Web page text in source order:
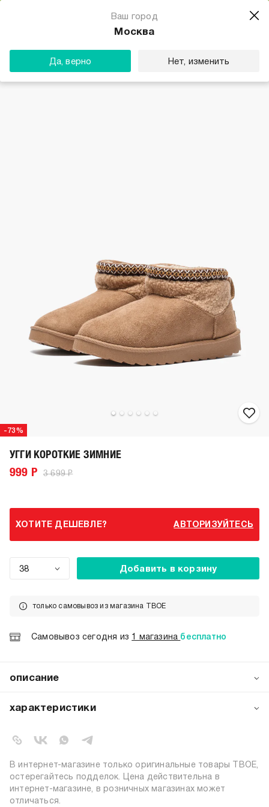
Ваш город
Москва
Да, верно Нет, изменить
-73%
УГГИ КОРОТКИЕ ЗИМНИЕ
999 Р 3 699 Р
ХОТИТЕ ДЕШЕВЛЕ? АВТОРИЗУЙТЕСЬ
38 Добавить в корзину
только самовывоз из магазина ТВОЕ
Самовывоз сегодня из 1 магазина бесплатно
описание
сочетание комфорта и модного дизайна для холодного
декоративной вышивкой. Внутренний слой из мягкого
изысканная вышивка добавляет модели особый шарм.
характеристики
коллекция:
вид застежки:
без застежки
цвет:
коричневый
состав:
100% полиэстер
В интернет-магазине только оригинальные товары ТВОЕ,
остерегайтесь подделок. Цена действительна в
интернет-магазине, в розничных магазинах может
отличаться.
Магазин одежды для тебя